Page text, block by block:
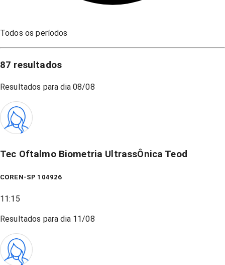
Todos os períodos
87 resultados
Resultados para dia 08/08
Tec Oftalmo Biometria UltrassÔnica Teod
COREN-SP 104926
11:15
Resultados para dia 11/08